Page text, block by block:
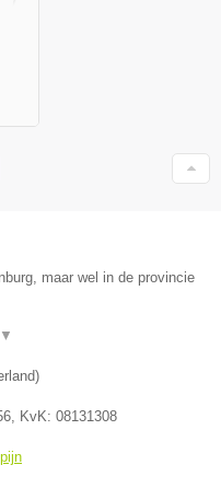
maar wel in de provincie
▼
)
, KvK: 08131308